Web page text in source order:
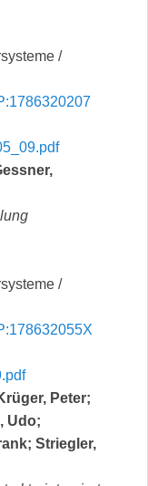
/
/
Peter;
Udo;
Striegler,